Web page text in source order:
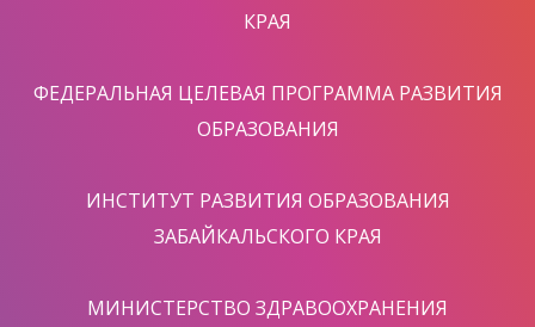
КРАЯ
ФЕДЕРАЛЬНАЯ ЦЕЛЕВАЯ ПРОГРАММА РАЗВИТИЯ
ОБРАЗОВАНИЯ
ИНСТИТУТ РАЗВИТИЯ ОБРАЗОВАНИЯ
ЗАБАЙКАЛЬСКОГО КРАЯ
МИНИСТЕРСТВО ЗДРАВООХРАНЕНИЯ